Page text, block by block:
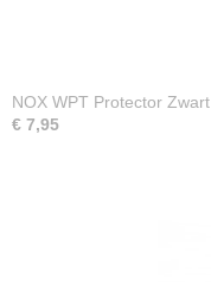
NOX WPT Protector Zwart
€ 7,95